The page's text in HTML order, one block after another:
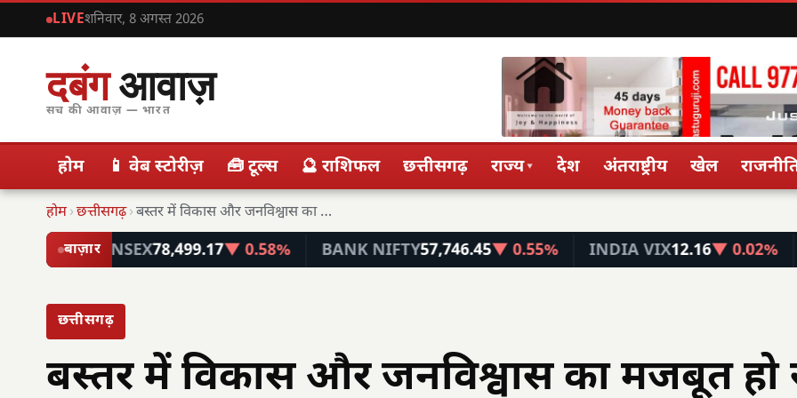
LIVEशनिवार, 8 अगस्त 2026
दबंगआवाज़
सच की आवाज़ — भारत
होम 📱 वेब स्टोरीज़ 🧰 टूल्स 🔮 राशिफल छत्तीसगढ़ राज्य▾ देश अंतराष्ट्रीय खेल
होम›छत्तीसगढ़› बस्तर में विकास और जनविश्वास का मजबूत हो…
बाज़ार
SENSEX78,499.17▼ 0.58% BANK NIFTY57,746.45▼ 0.55% INDIA VIX12.16▼ 0.02% FIN
छत्तीसगढ़
बस्तर में विकास और जनविश्वास का मजबूत हो